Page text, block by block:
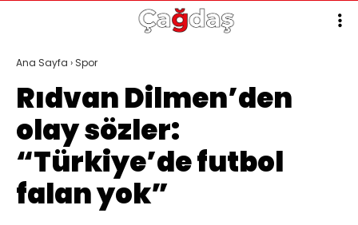
Ana Sayfa › Spor
Rıdvan Dilmen’den
olay sözler:
“Türkiye’de futbol
falan yok”